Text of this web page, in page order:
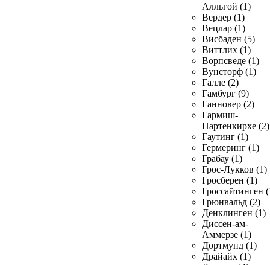
Алльгой (1)
Вердер (1)
Вецлар (1)
Висбаден (5)
Виттлих (1)
Ворпсведе (1)
Вунсторф (1)
Галле (2)
Гамбург (9)
Ганновер (2)
Гармиш-
Партенкирхе (2)
Гаутинг (1)
Гермеринг (1)
Грабау (1)
Грос-Лукков (1)
Гросберен (1)
Гроссайтинген
Грюнвальд (2)
Денклинген (1)
Диссен-ам-
Аммерзе (1)
Дортмунд (1)
Драйайх (1)